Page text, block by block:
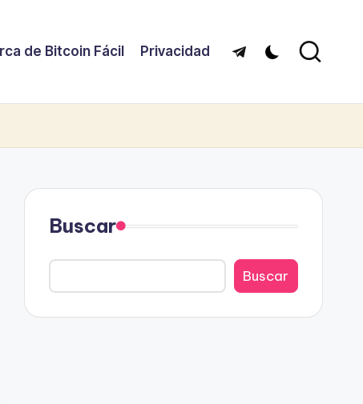
de Bitcoin Fácil Privacidad Telegram
Buscar
Buscar